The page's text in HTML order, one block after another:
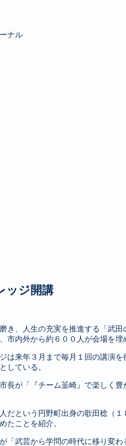
ナル
ッジ開講
き、人生の充実を推進する「武田
市内外から約６００人が会場を埋
は来年３月まで毎月１回の講演
している。
長が「『チーム韮崎』で楽しく
だという円野町出身の歌田稔（
たことを紹介。
「武芸から学問の時代に移り変